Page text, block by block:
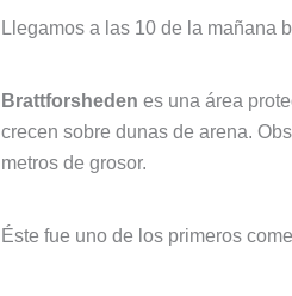
Llegamos a las 10 de la mañana
Brattforsheden es una área
crecen sobre dunas de arena.
metros de grosor.
Éste fue uno de los primeros